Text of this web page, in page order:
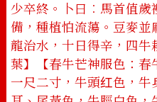
少卒終。卜曰︰馬首值
備，種植怕流蕩。豆麥
龍治水，十日得辛，四
葉】【春牛芒神服色：
一尺二寸，牛頭红色，牛